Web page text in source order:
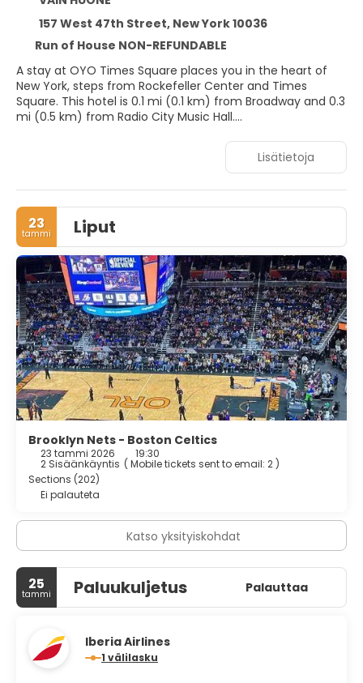
157 West 47th Street, New York 10036
Run of House NON-REFUNDABLE
A stay at OYO Times Square places you in the heart of
New York, steps from Rockefeller Center and Times
Square. This hotel is 0.1 mi (0.1 km) from Broadway and 0.3
mi (0.5 km) from Radio City Music Hall.
Make use of convenient amenities such as
complimentary wireless internet access, concierge
Make yourself at home in one of the 208 air-conditioned
rooms featuring LCD televisions. Complimentary wireless
internet access keeps you connected, and cable
programming is available for your entertainment. Private
bathrooms with showers feature complimentary toiletries
and hair dryers. Conveniences include safes and desks, as
well as phones with free local calls.
Enjoy a satisfying meal at Serendipity 3 Times Squar
serving guests of OYO Times Square.
Featured amenities include express check-out, dry
cleaning/laundry services, and a 24-hour front desk.
Lisätietoja
23
tammi Liput
Brooklyn Nets - Boston Celtics
23 tammi 2026 19:30
2 Sisäänkäyntis ( Mobile tickets sent to email: 2 )
Sections (202)
Ei palauteta
Katso yksityiskohdat
25
tammi Paluukuljetus Palauttaa
Iberia Airlines
1 välilasku